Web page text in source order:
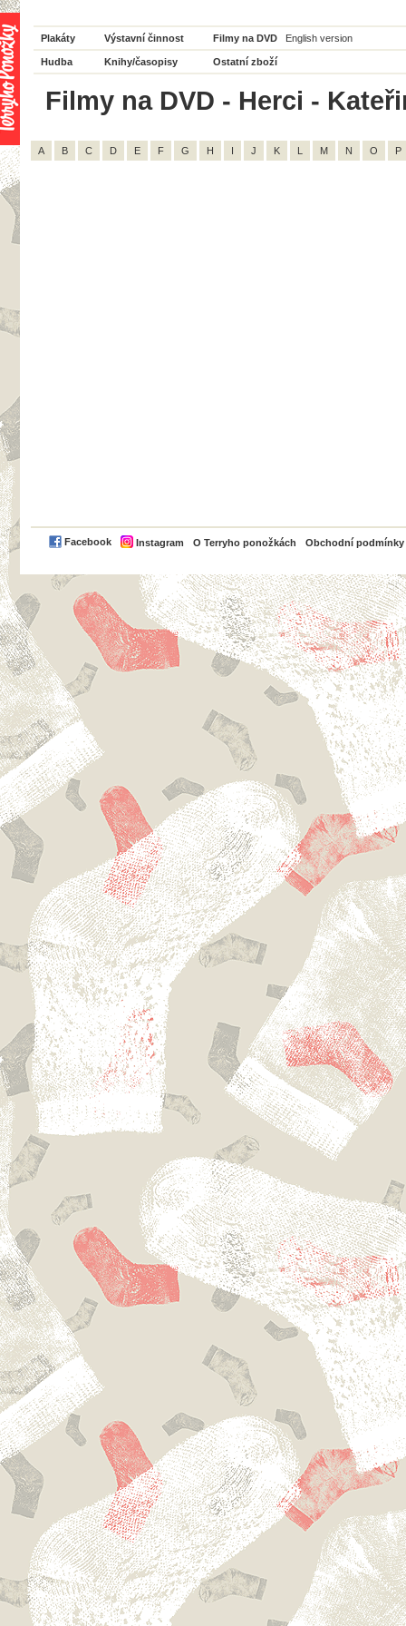
Plakáty Výstavní činnost Filmy na DVD English version
Hudba Knihy/časopisy Ostatní zboží
Filmy na DVD - Herci -
A B C D E F G H I J K L M N O P
Facebook Instagram O Terryho ponožkách Obchodní podmínky
PayPal